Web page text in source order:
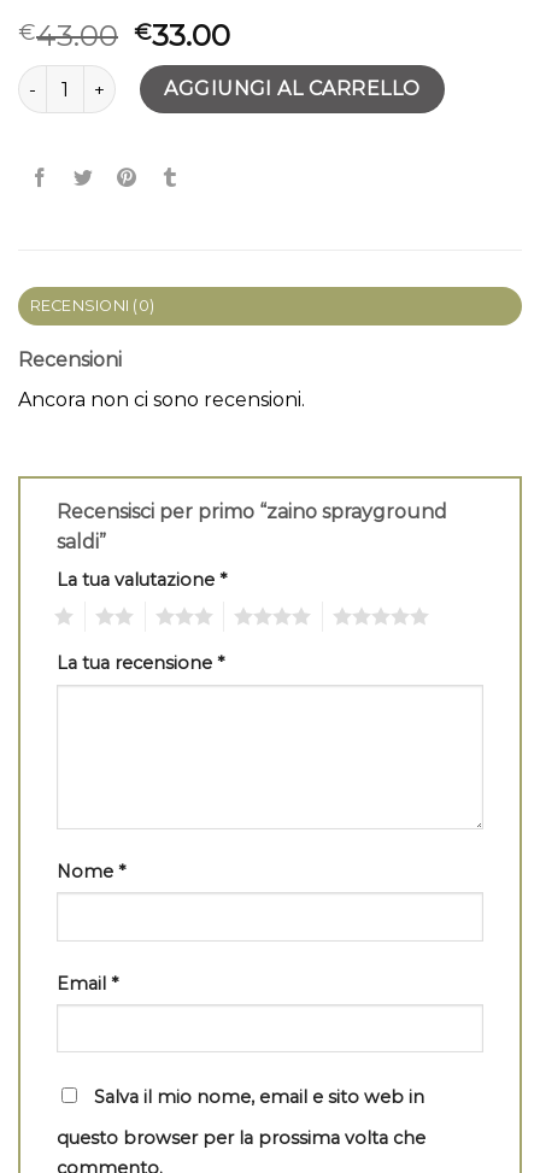
€43.00 €33.00
zaino sprayground saldi quantità
AGGIUNGI AL CARRELLO
RECENSIONI (0)
Recensioni
Ancora non ci sono recensioni.
Recensisci per primo “zaino sprayground
saldi”
La tua valutazione *
La tua recensione *
Nome *
Email *
Salva il mio nome, email e sito web in
questo browser per la prossima volta che